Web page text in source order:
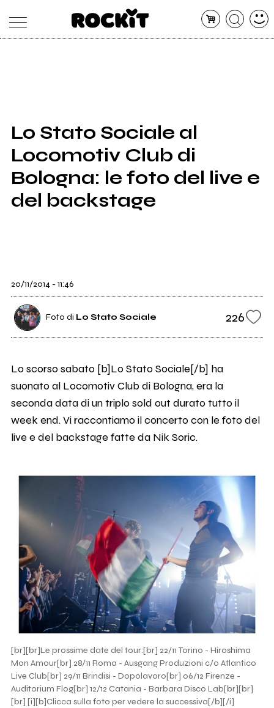
SHOP
RADIO
Lo Stato Sociale al
Locomotiv Club di
Bologna: le foto del live e
del backstage
20/11/2014 - 11:46
Foto di Lo Stato Sociale 226
Lo scorso sabato [b]Lo Stato Sociale[/b] ha
suonato al Locomotiv Club di Bologna, era la
seconda data di un triplo sold out durato tutto il
week end. Vi raccontiamo il concerto con le foto del
live e del backstage fatte da Nik Soric.
[br][br]Le prossime date del tour:[br] 22/11 Torino - Hiroshima
Mon Amour[br] 28/11 Roma - Ausgang Produzioni c/o Atlantico
Live Club[br] 29/11 Brindisi - Dopolavoro[br] 06/12 Firenze -
Auditorium Flog[br] 12/12 Catania - Barbara Disco Lab[br][br]
[br] [i][b]Clicca sulla foto per vedere la successiva[/b][/i]